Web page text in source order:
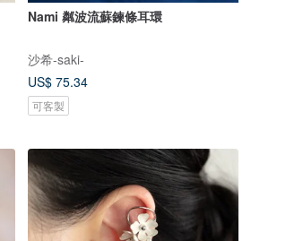
Nami 粼波流蘇鍊條耳環
沙希-saki-
US$ 75.34
可客製